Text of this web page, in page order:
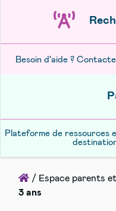
Besoin d'aide ?
Plateforme de ressources
Accueil
/ Espace parents
3 ans